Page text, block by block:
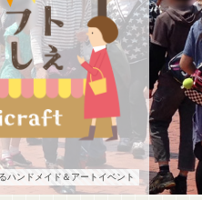
ハンドメイド＆アートイベント